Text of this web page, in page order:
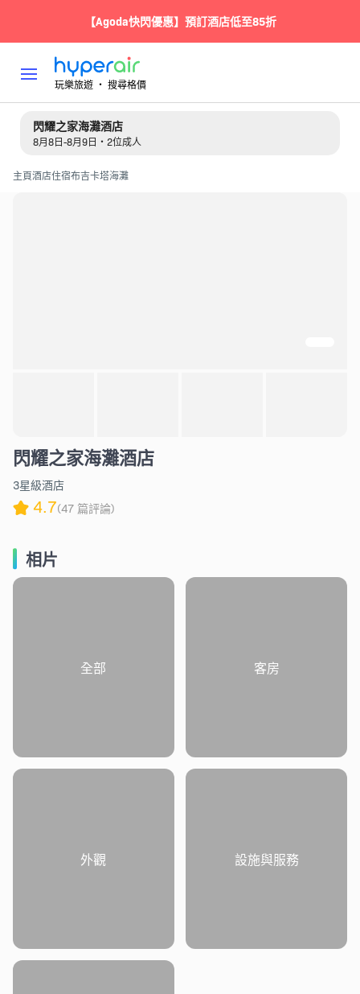
【Agoda快閃優惠】預訂酒店低至85折
玩樂旅遊 ‧ 搜尋格價
閃耀之家海灘酒店
8月8日-8月9日・2位成人
主頁酒店住宿布吉卡塔海灘
閃耀之家海灘酒店
3星級酒店
4.7(47 篇評論)
相片
全部 客房
外觀 設施與服務